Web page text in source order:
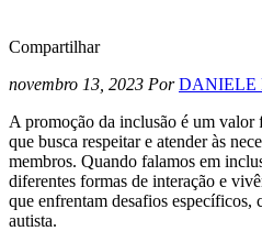
Compartilhar
novembro 13, 2023 Por DANIELE
A promoção da inclusão é um valor
que busca respeitar e atender às
membros. Quando falamos em
diferentes formas de interação e
que enfrentam desafios específicos,
autista.